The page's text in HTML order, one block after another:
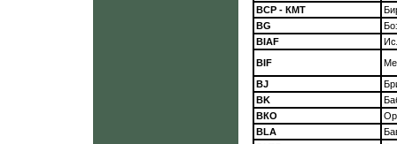
ВСР - КМТ
BG
BIAF
BIF
BJ
BK
ВКО
BLA